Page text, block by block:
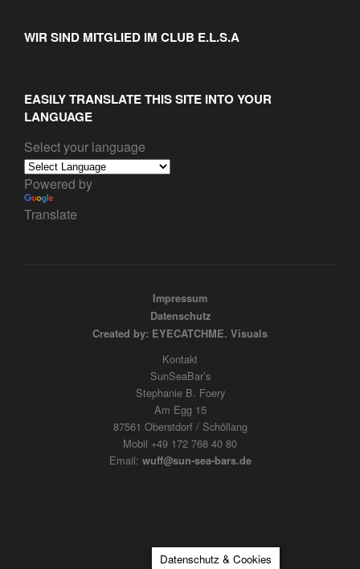
WIR SIND MITGLIED IM CLUB E.L.S.A
EASILY TRANSLATE THIS SITE INTO YOUR
LANGUAGE
Select your language
Powered by
Translate
Impressum
Datenschutz
Created by: EYECATCHME. Visuals
Kontakt
SunSeaBar’s
Stephanie B. Foery
Am Egg 15
87561 Oberstdorf / Schöllang
Mobil +49 172 768 40 80
Email: wuff@sun-sea-bars.de
Datenschutz & Cookies